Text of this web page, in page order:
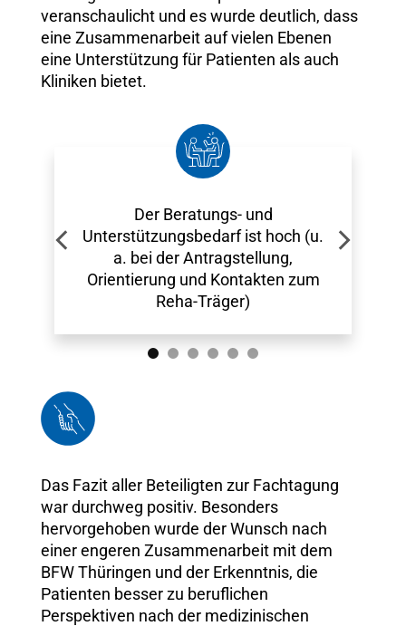
veranschaulicht und es wurde deutlich, dass
eine Zusammenarbeit auf vielen Ebenen
eine Unterstützung für Patienten als auch
Kliniken bietet.
Der Beratungs- und
Unterstützungsbedarf ist hoch (u.
a. bei der Antragstellung,
Orientierung und Kontakten zum
Reha-Träger)
Das Fazit aller Beteiligten zur Fachtagung
war durchweg positiv. Besonders
hervorgehoben wurde der Wunsch nach
einer engeren Zusammenarbeit mit dem
BFW Thüringen und der Erkenntnis, die
Patienten besser zu beruflichen
Perspektiven nach der medizinischen